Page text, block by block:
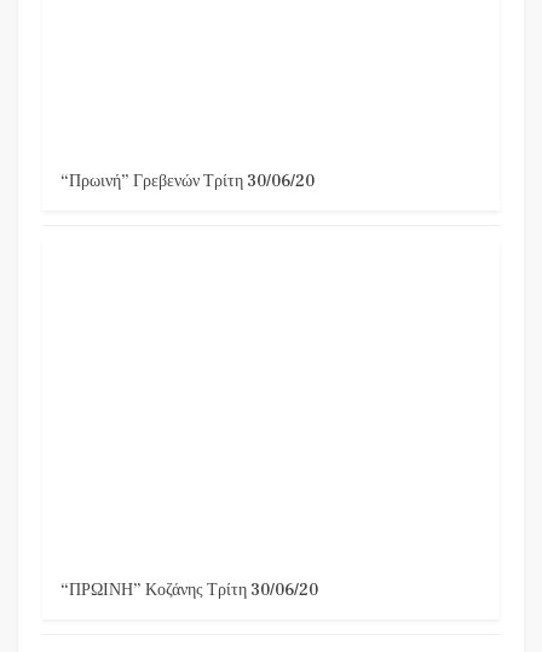
“Πρωινή” Γρεβενών Τρίτη 30/06/20
“ΠΡΩΙΝΗ” Κοζάνης Τρίτη 30/06/20